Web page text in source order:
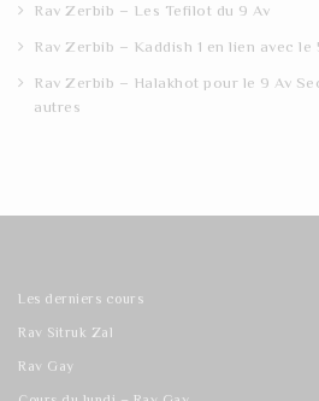
Rav Zerbib – Les Tefilot du 9 Av
Rav Zerbib – Kaddish 1 en lien avec le
Rav Zerbib – Halakhot pour le 9 Av
autres
Les derniers cours
Rav Sitruk Zal
Rav Gay